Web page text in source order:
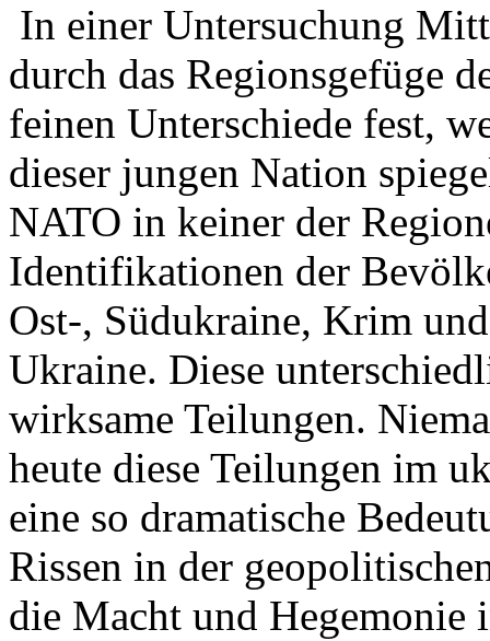
In einer Untersuchung
durch das Regionsgefüge
feinen Unterschiede fest,
dieser jungen Nation
NATO in keiner der
Identifikationen der
Ost-, Südukraine, Krim
Ukraine. Diese
wirksame Teilungen.
heute diese Teilungen im
eine so dramatische
Rissen in der
die Macht und Hegemonie